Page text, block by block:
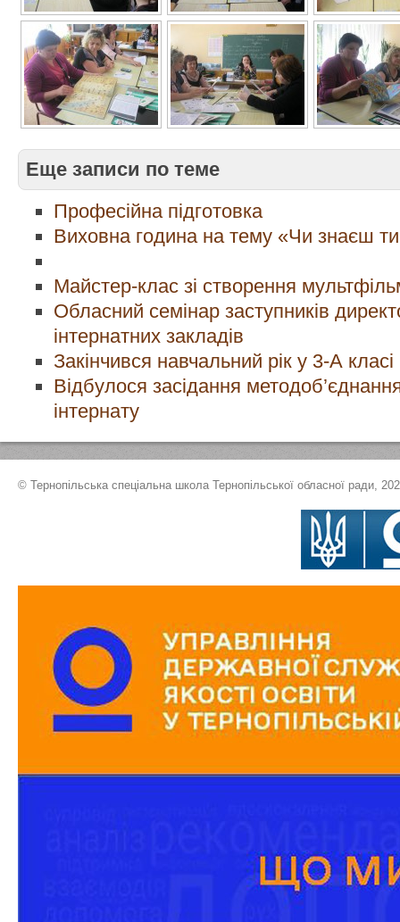
Еще записи по теме
Професійна підготовка
Виховна година на тему «Чи знаєш
Майстер-клас зі створення
Обласний семінар заступників
інтернатних закладів
Закінчився навчальний рік у 3-А класі
Відбулося засідання
інтернату
© Тернопільська спеціальна школа Тернопільської обласної ради,